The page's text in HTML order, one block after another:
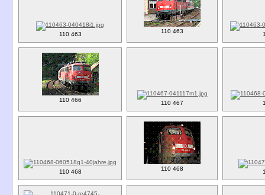
110 463 110 463
110 466 110 467
110 468 110 468